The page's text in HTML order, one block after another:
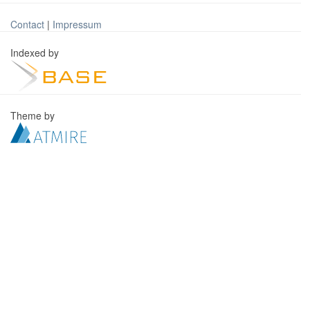
Contact | Impressum
Indexed by
Theme by